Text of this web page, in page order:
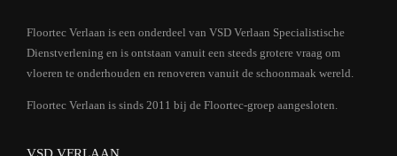
Floortec Verlaan is een onderdeel van VSD Verlaan Specialistische
Dienstverlening en is ontstaan vanuit een steeds grotere vraag om
vloeren te onderhouden en renoveren vanuit de schoonmaak wereld.
Floortec Verlaan is sinds 2011 bij de Floortec-groep aangesloten.